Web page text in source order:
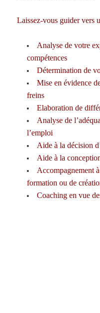
Laissez-vous guider vers
Analyse de votre
compétences
Détermination de
Mise en évidence
freins
Elaboration de
Analyse de
l’emploi
Aide à la décision
Aide à la
Accompagnement
formation ou de
Coaching en vue